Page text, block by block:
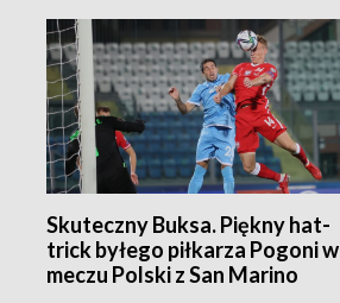
Skuteczny Buksa. Piękny hat-
trick byłego piłkarza Pogoni w
meczu Polski z San Marino